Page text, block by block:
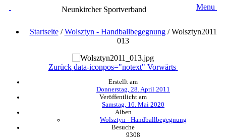
Neunkircher Sportverband Menu
Startseite/Wolsztyn - Handballbegegnung/Wolsztyn2011
013
Zurück data-iconpos="notext" Vorwärts
Erstellt am
Donnerstag, 28. April 2011
Veröffentlicht am
Samstag, 16. Mai 2020
Alben
Wolsztyn - Handballbegegnung
Besuche
9308